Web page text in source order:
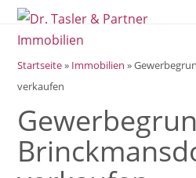
SkipOpen
mobile
menu
Close
mobile
menu
Startseite» Immobilien »
verkaufen